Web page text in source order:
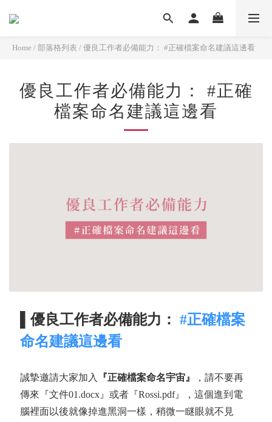
Home / 部落格列表 / 優良工作者必備能力： #正確檔案命名建議這邊看
優良工作者必備能力： #正確
檔案命名建議這邊看
▌優良工作者必備能力： #正確檔案
命名建議這邊看
誠摯邀請大家加入 『正確檔案命名宇宙』
，請不要再
傳來『文件01.docx』或者『Rossi.pdf』，這個進到電
腦裡面以後就像掉進黑洞一樣，稍微一瞇眼就不見